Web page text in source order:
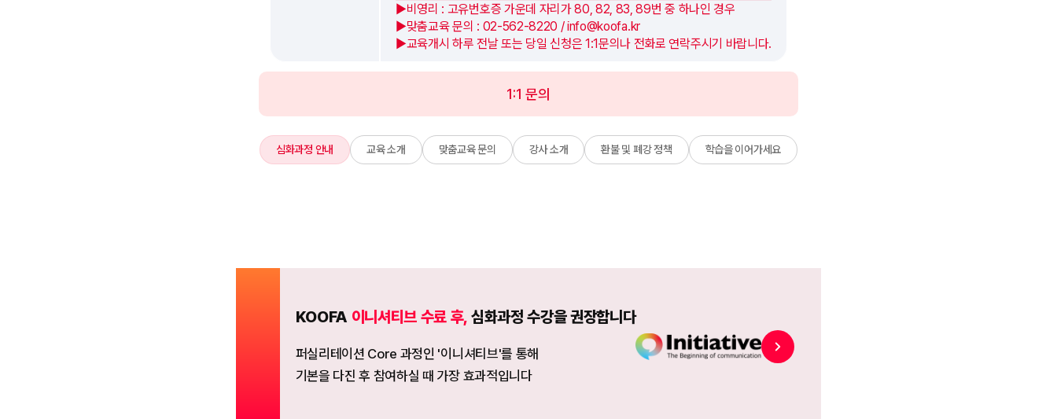
▶비영리 : 고유번호증 가운데 자리가 80, 82, 83, 89번 중 하나인 경우
▶맞춤교육 문의 : 02-562-8220 / info@koofa.kr
▶교육개시 하루 전날 또는 당일 신청은 1:1문의나 전화로 연락주시기 바랍니다.
1:1 문의
심화과정 안내 교육 소개 맞춤교육 문의 강사 소개 환불 및 폐강 정책 학습을 이어가세요
KOOFA 이니셔티브 수료 후, 심화과정 수강을 권장합니다
퍼실리테이션 Core 과정인 '이니셔티브'를 통해
기본을 다진 후 참여하실 때 가장 효과적입니다